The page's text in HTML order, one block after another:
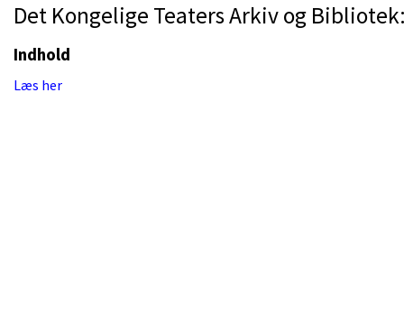
Det Kongelige Teaters Arkiv og
Indhold
Læs her